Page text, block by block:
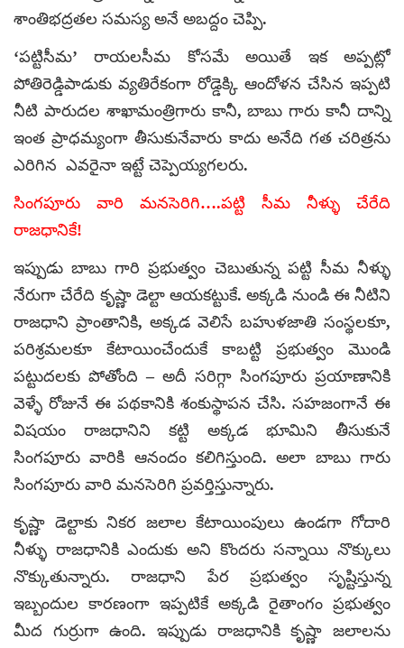
శాంతిభద్రతల సమస్య అనే అబద్దం చెప్పి.
‘పట్టిసీమ’ రాయలసీమ కోసమే అయితే ఇక అప్పట్లో
పోతిరెడ్డిపాడుకు వ్యతిరేకంగా రోడ్డెక్కి ఆందోళన చేసిన ఇప్పటి
నీటి పారుదల శాఖామంత్రిగారు కానీ, బాబు గారు కానీ దాన్ని
ఇంత ప్రాధమ్యంగా తీసుకునేవారు కాదు అనేది గత చరిత్రను
ఎరిగిన ఎవరైనా ఇట్టే చెప్పెయ్యగలరు.
సింగపూరు వారి మనసెరిగి….పట్టి సీమ నీళ్ళు చేరేది
రాజధానికే!
ఇప్పుడు బాబు గారి ప్రభుత్వం చెబుతున్న పట్టి సీమ నీళ్ళు
నేరుగా చేరేది కృష్ణా డెల్టా ఆయకట్టుకే. అక్కడి నుండి ఈ నీటిని
రాజధాని ప్రాంతానికి, అక్కడ వెలిసే బహుళజాతి సంస్థలకూ,
పరిశ్రమలకూ కేటాయించేందుకే కాబట్టి ప్రభుత్వం మొండి
పట్టుదలకు పోతోంది – అదీ సరిగ్గా సింగపూరు ప్రయాణానికి
వెళ్ళే రోజునే ఈ పథకానికి శంకుస్థాపన చేసి. సహజంగానే ఈ
విషయం రాజధానిని కట్టి అక్కడ భూమిని తీసుకునే
సింగపూరు వారికి ఆనందం కలిగిస్తుంది. అలా బాబు గారు
సింగపూరు వారి మనసెరిగి ప్రవర్తిస్తున్నారు.
కృష్ణా డెల్టాకు నికర జలాల కేటాయింపులు ఉండగా గోదారి
నీళ్ళు రాజధానికి ఎందుకు అని కొందరు సన్నాయి నొక్కులు
నొక్కుతున్నారు. రాజధాని పేర ప్రభుత్వం సృష్టిస్తున్న
ఇబ్బందుల కారణంగా ఇప్పటికే అక్కడి రైతాంగం ప్రభుత్వం
మీద గుర్రుగా ఉంది. ఇప్పుడు రాజధానికి కృష్ణా జలాలను